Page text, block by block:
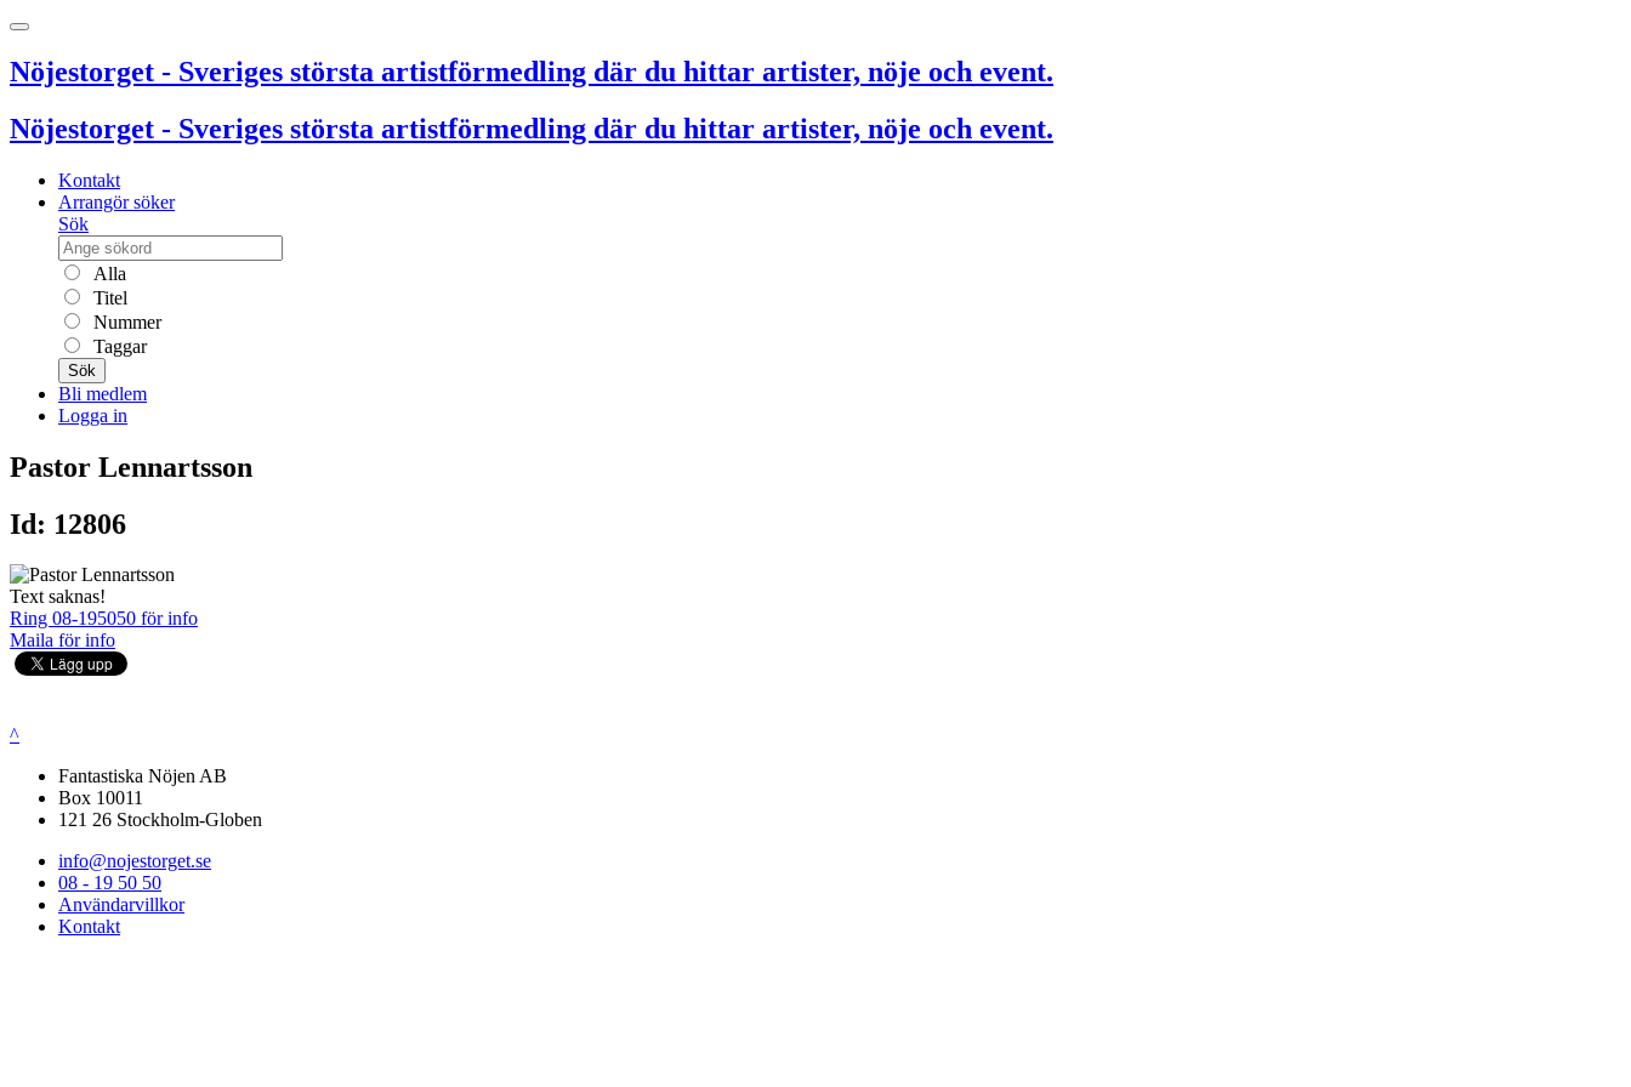
Nöjestorget - Sveriges största artistförmedling där du hittar artister, nöje och event.
Nöjestorget - Sveriges största artistförmedling där du hittar artister, nöje och event.
Kontakt
Arrangör söker
Sök
Alla
Titel
Nummer
Taggar
Sök
Bli medlem
Logga in
Pastor Lennartsson
Id: 12806
Text saknas!
Ring 08-195050 för info
Maila för info
^
Fantastiska Nöjen AB
Box 10011
121 26 Stockholm-Globen
info@nojestorget.se
08 - 19 50 50
Användarvillkor
Kontakt